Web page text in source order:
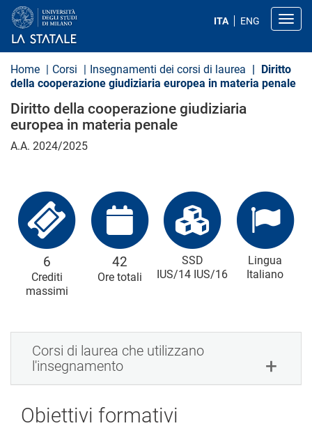
a
ITA ENG
Home Corsi Insegnamenti dei corsi di laurea
Diritto
della cooperazione giudiziaria europea in materia penale
Diritto della cooperazione giudiziaria
europea in materia penale
A.A. 2024/2025
6
Crediti
massimi
42
Ore totali
SSD
IUS/14 IUS/16
Lingua
Italiano
Corsi di laurea che utilizzano
l'insegnamento
Obiettivi formativi